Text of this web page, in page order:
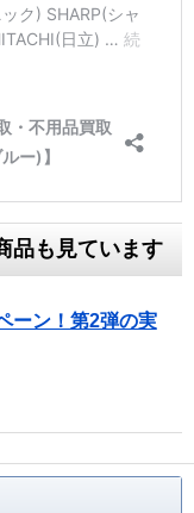
品も見ています
ーン！第2弾の実